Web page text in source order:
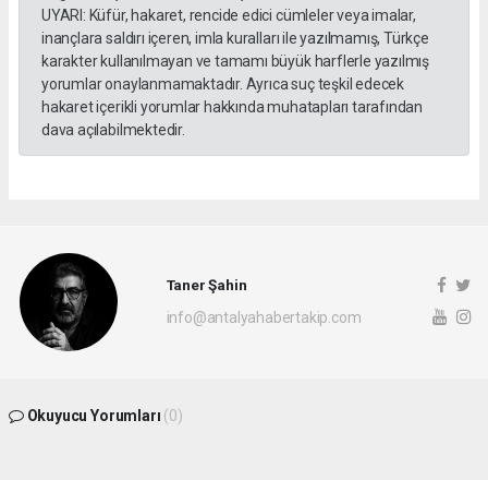
UYARI: Küfür, hakaret, rencide edici cümleler veya imalar,
inançlara saldırı içeren, imla kuralları ile yazılmamış, Türkçe
karakter kullanılmayan ve tamamı büyük harflerle yazılmış
yorumlar onaylanmamaktadır. Ayrıca suç teşkil edecek
hakaret içerikli yorumlar hakkında muhatapları tarafından
dava açılabilmektedir.
Taner Şahin
info@antalyahabertakip.com
Okuyucu Yorumları (0)